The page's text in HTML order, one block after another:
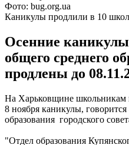
Фото: bug.org.ua
Каникулы продлили в 10
Осенние
общего среднего
продлены до
На Харьковщине школьникам
8 ноября каникулы,
образования городского
"Отдел образования